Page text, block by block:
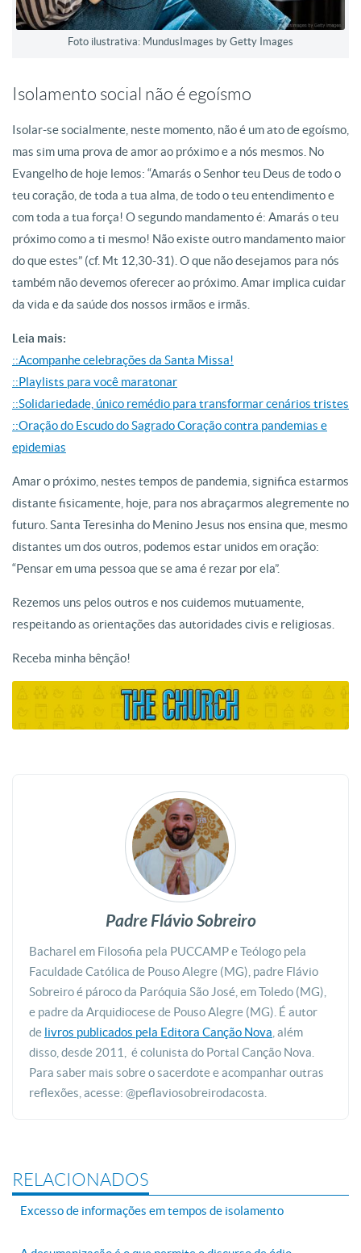
Foto ilustrativa: MundusImages by Getty Images
Isolamento social não é egoísmo
Isolar-se socialmente, neste momento, não é um ato de egoísmo,
mas sim uma prova de amor ao próximo e a nós mesmos. No
Evangelho de hoje lemos: “Amarás o Senhor teu Deus de todo o
teu coração, de toda a tua alma, de todo o teu entendimento e
com toda a tua força! O segundo mandamento é: Amarás o teu
próximo como a ti mesmo! Não existe outro mandamento maior
do que estes” (cf. Mt 12,30-31). O que não desejamos para nós
também não devemos oferecer ao próximo. Amar implica cuidar
da vida e da saúde dos nossos irmãos e irmãs.
Leia mais:
::Acompanhe celebrações da Santa Missa!
::Playlists para você maratonar
::Solidariedade, único remédio para transformar cenários tristes
::Oração do Escudo do Sagrado Coração contra pandemias e
epidemias
Amar o próximo, nestes tempos de pandemia, significa estarmos
distante fisicamente, hoje, para nos abraçarmos alegremente no
futuro. Santa Teresinha do Menino Jesus nos ensina que, mesmo
distantes um dos outros, podemos estar unidos em oração:
“Pensar em uma pessoa que se ama é rezar por ela”.
Rezemos uns pelos outros e nos cuidemos mutuamente,
respeitando as orientações das autoridades civis e religiosas.
Receba minha bênção!
Padre Flávio Sobreiro
Bacharel em Filosofia pela PUCCAMP e Teólogo pela
Faculdade Católica de Pouso Alegre (MG), padre Flávio
Sobreiro é pároco da Paróquia São José, em Toledo (MG),
e padre da Arquidiocese de Pouso Alegre (MG). É autor
de livros publicados pela Editora Canção Nova , além
disso, desde 2011, é colunista do Portal Canção Nova.
Para saber mais sobre o sacerdote e acompanhar outras
reflexões, acesse: @peflaviosobreirodacosta.
RELACIONADOS
Excesso de informações em tempos de isolamento